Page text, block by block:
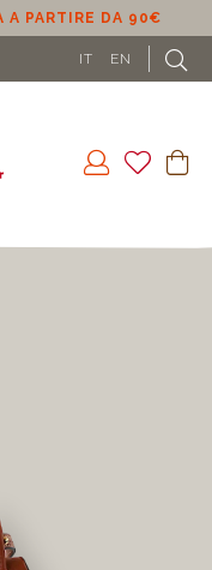
A PARTIRE DA 90€
IT EN